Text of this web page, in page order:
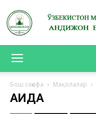
Бош саҳифа Мақолалар
АҚИДА